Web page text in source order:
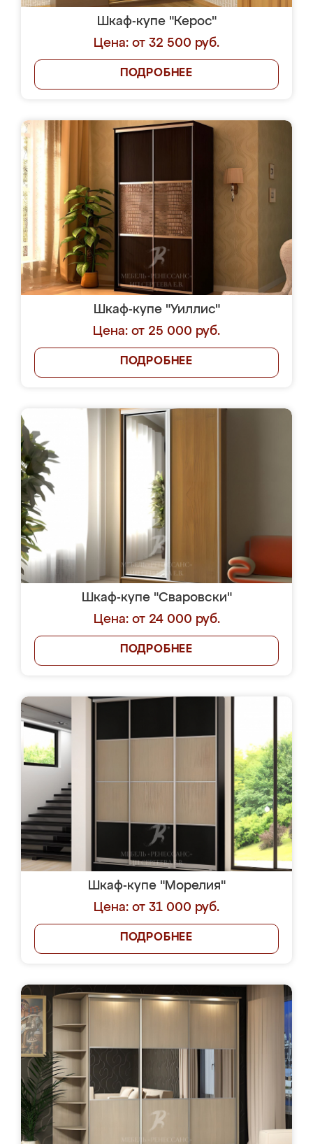
Шкаф-купе "Керос"
Цена: от 32 500 руб.
ПОДРОБНЕЕ
Шкаф-купе "Уиллис"
Цена: от 25 000 руб.
ПОДРОБНЕЕ
Шкаф-купе "Сваровски"
Цена: от 24 000 руб.
ПОДРОБНЕЕ
Шкаф-купе "Морелия"
Цена: от 31 000 руб.
ПОДРОБНЕЕ